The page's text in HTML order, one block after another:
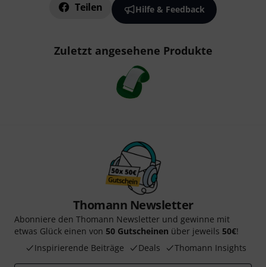
Teilen Hilfe & Feedback
Zuletzt angesehene Produkte
Thomann Newsletter
Abonniere den Thomann Newsletter und gewinne mit
etwas Glück einen von 50 Gutscheinen über jeweils 50€!
Inspirierende Beiträge
Deals Thomann Insights